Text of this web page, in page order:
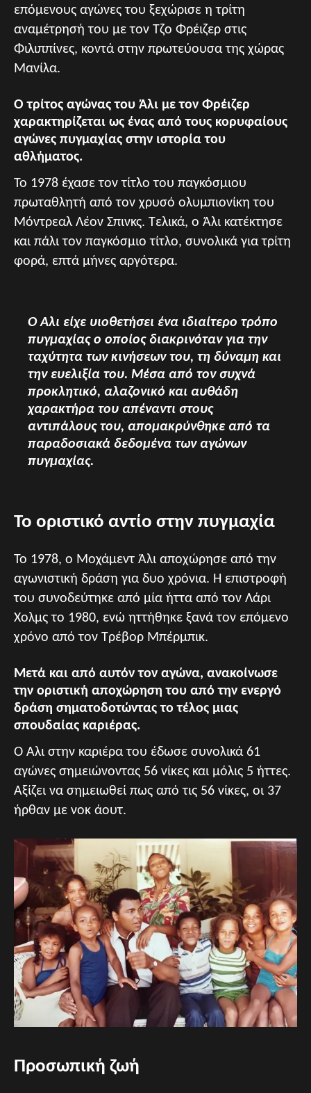
επόμενους αγώνες του ξεχώρισε η τρίτη
αναμέτρησή του με τον Τζο Φρέιζερ στις
Φιλιππίνες, κοντά στην πρωτεύουσα της χώρας
Μανίλα.
Ο τρίτος αγώνας του Άλι με τον Φρέιζερ
χαρακτηρίζεται ως ένας από τους κορυφαίους
αγώνες πυγμαχίας στην ιστορία του
αθλήματος.
Το 1978 έχασε τον τίτλο του παγκόσμιου
πρωταθλητή από τον χρυσό ολυμπιονίκη του
Μόντρεαλ Λέον Σπινκς. Τελικά, ο Άλι κατέκτησε
και πάλι τον παγκόσμιο τίτλο, συνολικά για τρίτη
φορά, επτά μήνες αργότερα.
Ο Άλι είχε υιοθετήσει ένα ιδιαίτερο τρόπο
πυγμαχίας ο οποίος διακρινόταν για την
ταχύτητα των κινήσεων του, τη δύναμη και
την ευελιξία του. Μέσα από τον συχνά
προκλητικό, αλαζονικό και αυθάδη
χαρακτήρα του απέναντι στους
αντιπάλους του, απομακρύνθηκε από τα
παραδοσιακά δεδομένα των αγώνων
πυγμαχίας.
Το οριστικό αντίο στην πυγμαχία
Το 1978, ο Μοχάμεντ Άλι αποχώρησε από την
αγωνιστική δράση για δυο χρόνια. Η επιστροφή
του συνοδεύτηκε από μία ήττα από τον Λάρι
Χολμς το 1980, ενώ ηττήθηκε ξανά τον επόμενο
χρόνο από τον Τρέβορ Μπέρμπικ.
Μετά και από αυτόν τον αγώνα, ανακοίνωσε
την οριστική αποχώρηση του από την ενεργό
δράση σηματοδοτώντας το τέλος μιας
σπουδαίας καριέρας.
Ο Άλι στην καριέρα του έδωσε συνολικά 61
αγώνες σημειώνοντας 56 νίκες και μόλις 5 ήττες.
Αξίζει να σημειωθεί πως από τις 56 νίκες, οι 37
ήρθαν με νοκ άουτ.
Προσωπική ζωή